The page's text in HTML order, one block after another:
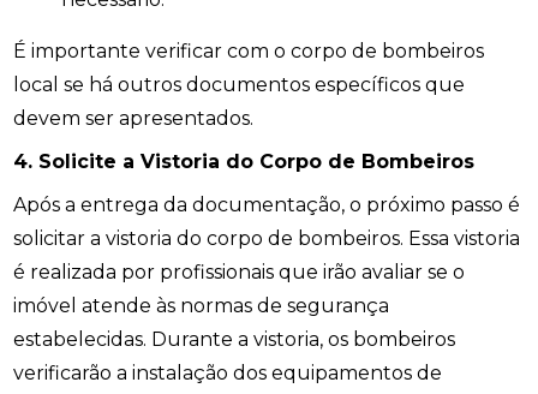
É importante verificar com o corpo de bombeiros
local se há outros documentos específicos que
devem ser apresentados.
4. Solicite a Vistoria do Corpo de Bombeiros
Após a entrega da documentação, o próximo passo é
solicitar a vistoria do corpo de bombeiros. Essa vistoria
é realizada por profissionais que irão avaliar se o
imóvel atende às normas de segurança
estabelecidas. Durante a vistoria, os bombeiros
verificarão a instalação dos equipamentos de